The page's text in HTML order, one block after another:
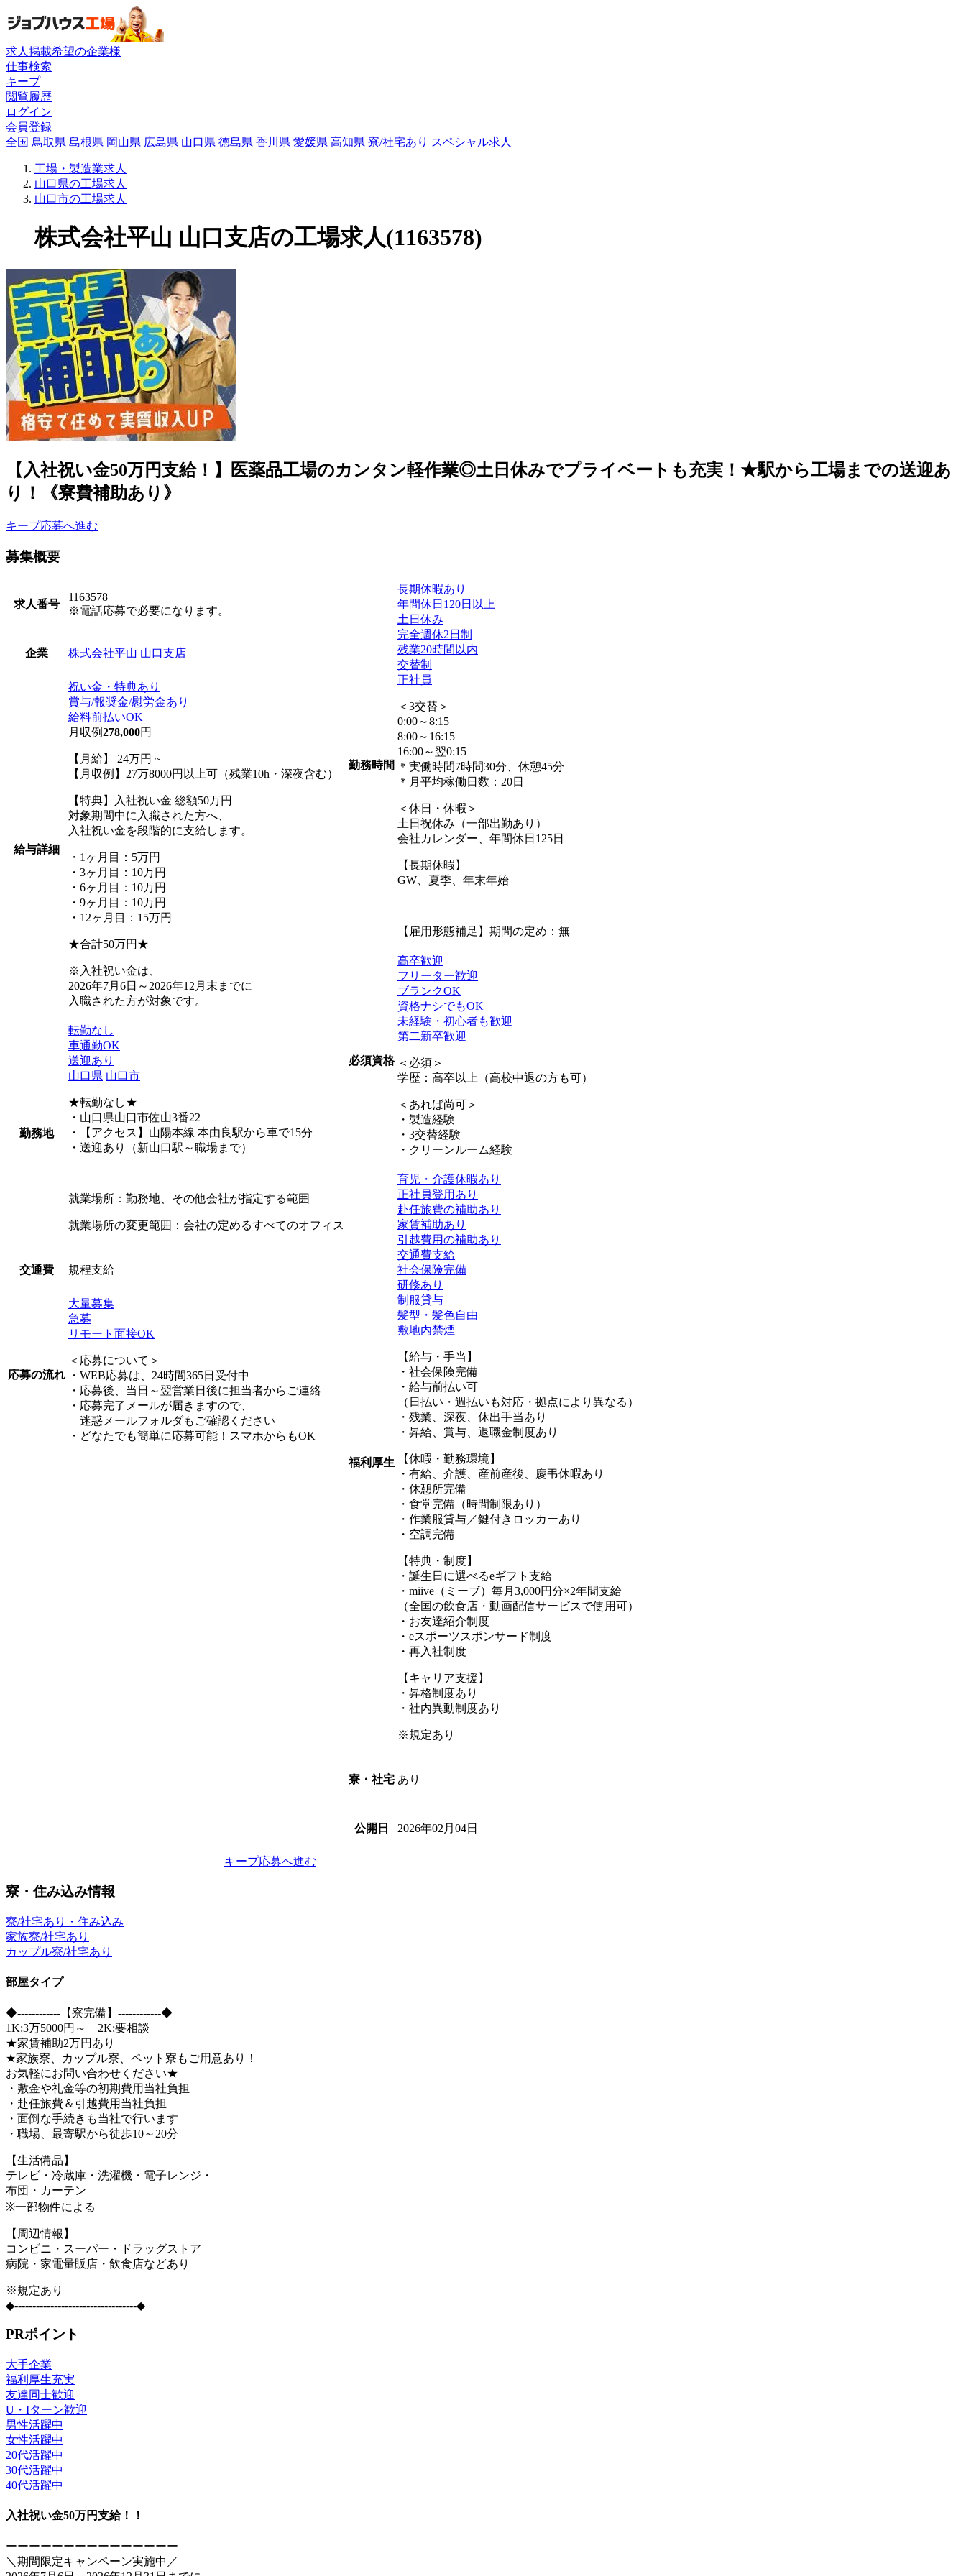
求人掲載希望の企業様
仕事検索
キープ
閲覧履歴
ログイン
会員登録
全国 鳥取県 島根県 岡山県 広島県 山口県 徳島県 香川県 愛媛県 高知県 寮/社宅あり スペシャル求人
工場・製造業求人
山口県の工場求人
山口市の工場求人
株式会社平山 山口支店の工場求人(1163578)
【入社祝い金50万円支給！】医薬品工場のカンタン軽作業◎土日休みでプライベートも充実！★駅から工場までの送迎あ
り！《寮費補助あり》
キープ応募へ進む
募集概要
求人番号
1163578
※電話応募で必要になります。
企業 株式会社平山 山口支店
給与詳細
祝い金・特典あり
賞与/報奨金/慰労金あり
給料前払いOK
月収例278,000円
【月給】 24万円 ~
【月収例】27万8000円以上可（残業10h・深夜含む）
【特典】入社祝い金 総額50万円
対象期間中に入職された方へ、
入社祝い金を段階的に支給します。
・1ヶ月目：5万円
・3ヶ月目：10万円
・6ヶ月目：10万円
・9ヶ月目：10万円
・12ヶ月目：15万円
★合計50万円★
※入社祝い金は、
2026年7月6日～2026年12月末までに
入職された方が対象です。
勤務地
転勤なし
車通勤OK
送迎あり
山口県 山口市
★転勤なし★
・山口県山口市佐山3番22
・【アクセス】山陽本線 本由良駅から車で15分
・送迎あり（新山口駅～職場まで）
就業場所：勤務地、その他会社が指定する範囲
就業場所の変更範囲：会社の定めるすべてのオフィス
交通費 規程支給
応募の流れ
大量募集
急募
リモート面接OK
＜応募について＞
・WEB応募は、24時間365日受付中
・応募後、当日～翌営業日後に担当者からご連絡
・応募完了メールが届きますので、
迷惑メールフォルダもご確認ください
・どなたでも簡単に応募可能！スマホからもOK
勤務時間
長期休暇あり
年間休日120日以上
土日休み
完全週休2日制
残業20時間以内
交替制
正社員
＜3交替＞
0:00～8:15
8:00～16:15
16:00～翌0:15
＊実働時間7時間30分、休憩45分
＊月平均稼働日数：20日
＜休日・休暇＞
土日祝休み（一部出勤あり）
会社カレンダー、年間休日125日
【長期休暇】
GW、夏季、年末年始
【雇用形態補足】期間の定め：無
必須資格
高卒歓迎
フリーター歓迎
ブランクOK
資格ナシでもOK
未経験・初心者も歓迎
第二新卒歓迎
＜必須＞
学歴：高卒以上（高校中退の方も可）
＜あれば尚可＞
・製造経験
・3交替経験
・クリーンルーム経験
福利厚生
育児・介護休暇あり
正社員登用あり
赴任旅費の補助あり
家賃補助あり
引越費用の補助あり
交通費支給
社会保険完備
研修あり
制服貸与
髪型・髪色自由
敷地内禁煙
【給与・手当】
・社会保険完備
・給与前払い可
（日払い・週払いも対応・拠点により異なる）
・残業、深夜、休出手当あり
・昇給、賞与、退職金制度あり
【休暇・勤務環境】
・有給、介護、産前産後、慶弔休暇あり
・休憩所完備
・食堂完備（時間制限あり）
・作業服貸与／鍵付きロッカーあり
・空調完備
【特典・制度】
・誕生日に選べるeギフト支給
・miive（ミーブ）毎月3,000円分×2年間支給
（全国の飲食店・動画配信サービスで使用可）
・お友達紹介制度
・eスポーツスポンサード制度
・再入社制度
【キャリア支援】
・昇格制度あり
・社内異動制度あり
※規定あり
寮・社宅 あり
公開日 2026年02月04日
キープ応募へ進む
寮・住み込み情報
寮/社宅あり・住み込み
家族寮/社宅あり
カップル寮/社宅あり
部屋タイプ
◆------------【寮完備】------------◆
1K:3万5000円～ 2K:要相談
★家賃補助2万円あり
★家族寮、カップル寮、ペット寮もご用意あり！
お気軽にお問い合わせください★
・敷金や礼金等の初期費用当社負担
・赴任旅費＆引越費用当社負担
・面倒な手続きも当社で行います
・職場、最寄駅から徒歩10～20分
【生活備品】
テレビ・冷蔵庫・洗濯機・電子レンジ・
布団・カーテン
※一部物件による
【周辺情報】
コンビニ・スーパー・ドラッグストア
病院・家電量販店・飲食店などあり
※規定あり
◆----------------------------------◆
PRポイント
大手企業
福利厚生充実
友達同士歓迎
U・Iターン歓迎
男性活躍中
女性活躍中
20代活躍中
30代活躍中
40代活躍中
入社祝い金50万円支給！！
ーーーーーーーーーーーーーーー
＼期間限定キャンペーン実施中／